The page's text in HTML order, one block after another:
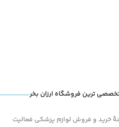
ترین فروشگاه ارزان بخر
خرید و فروش لوازم پزشکی فعالیت